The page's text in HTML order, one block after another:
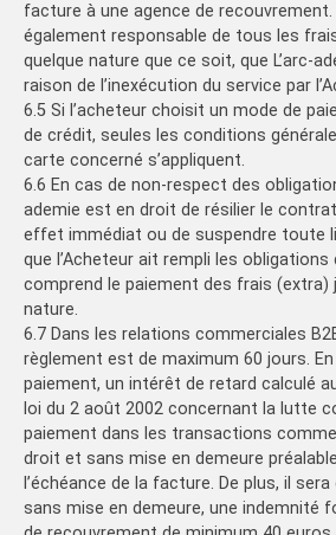
facture à une agence de recouvrement.
également responsable de tous les
quelque nature que ce soit, que L’arc-
raison de l’inexécution du service par
6.5 Si l’acheteur choisit un mode de
de crédit, seules les conditions
carte concerné s’appliquent.
6.6 En cas de non-respect des
ademie est en droit de résilier le
effet immédiat ou de suspendre toute
que l’Acheteur ait rempli les obligations
comprend le paiement des frais (extra)
nature.
6.7 Dans les relations commerciales
règlement est de maximum 60 jours.
paiement, un intérêt de retard calculé
loi du 2 août 2002 concernant la lutte
paiement dans les transactions
droit et sans mise en demeure
l’échéance de la facture. De plus, il
sans mise en demeure, une indemnité